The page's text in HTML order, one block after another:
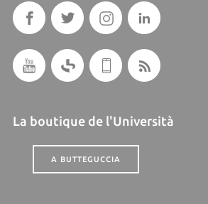
La boutique de l'Università
A BUTTEGUCCIA